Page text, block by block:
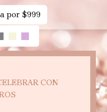
por $999
CON